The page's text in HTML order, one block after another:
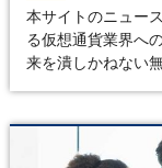
本サイトのニュー
る仮想通貨業界へ
来を潰しかねない